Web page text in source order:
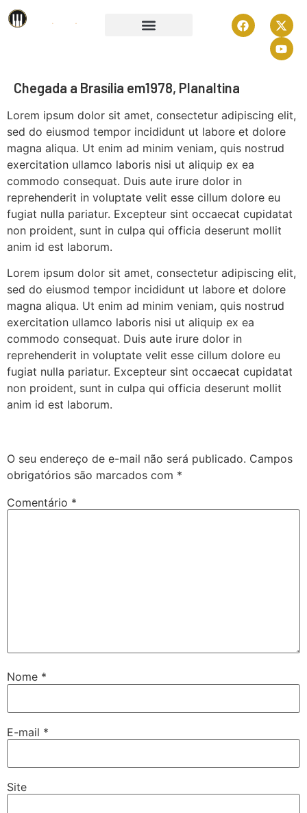
Chegada a Brasília em1978, Planaltina
Lorem ipsum dolor sit amet, consectetur adipiscing elit,
sed do eiusmod tempor incididunt ut labore et dolore
magna aliqua. Ut enim ad minim veniam, quis nostrud
exercitation ullamco laboris nisi ut aliquip ex ea
commodo consequat. Duis aute irure dolor in
reprehenderit in voluptate velit esse cillum dolore eu
fugiat nulla pariatur. Excepteur sint occaecat cupidatat
non proident, sunt in culpa qui officia deserunt mollit
anim id est laborum.
Lorem ipsum dolor sit amet, consectetur adipiscing elit,
sed do eiusmod tempor incididunt ut labore et dolore
magna aliqua. Ut enim ad minim veniam, quis nostrud
exercitation ullamco laboris nisi ut aliquip ex ea
commodo consequat. Duis aute irure dolor in
reprehenderit in voluptate velit esse cillum dolore eu
fugiat nulla pariatur. Excepteur sint occaecat cupidatat
non proident, sunt in culpa qui officia deserunt mollit
anim id est laborum.
O seu endereço de e-mail não será publicado. Campos
obrigatórios são marcados com *
Comentário *
Nome *
E-mail *
Site